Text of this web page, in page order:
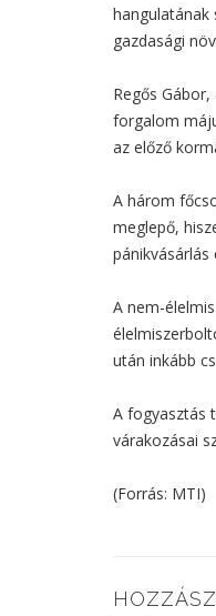
hangulatának
gazdasági
Regős
forgalom
az előző
A három
meglepő,
pánikvásárlás
A nem-
után inkább
A fogyasztás
várakozásai
(Forrás: MTI)